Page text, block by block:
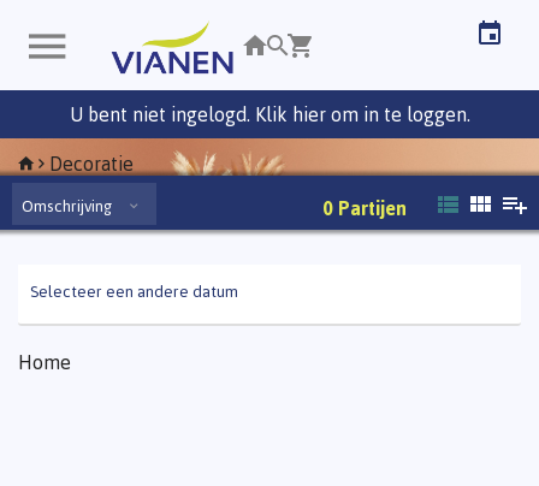
U bent niet ingelogd. Klik hier om in te loggen.
Decoratie
Omschrijving 0 Partijen
Selecteer een andere datum
Home